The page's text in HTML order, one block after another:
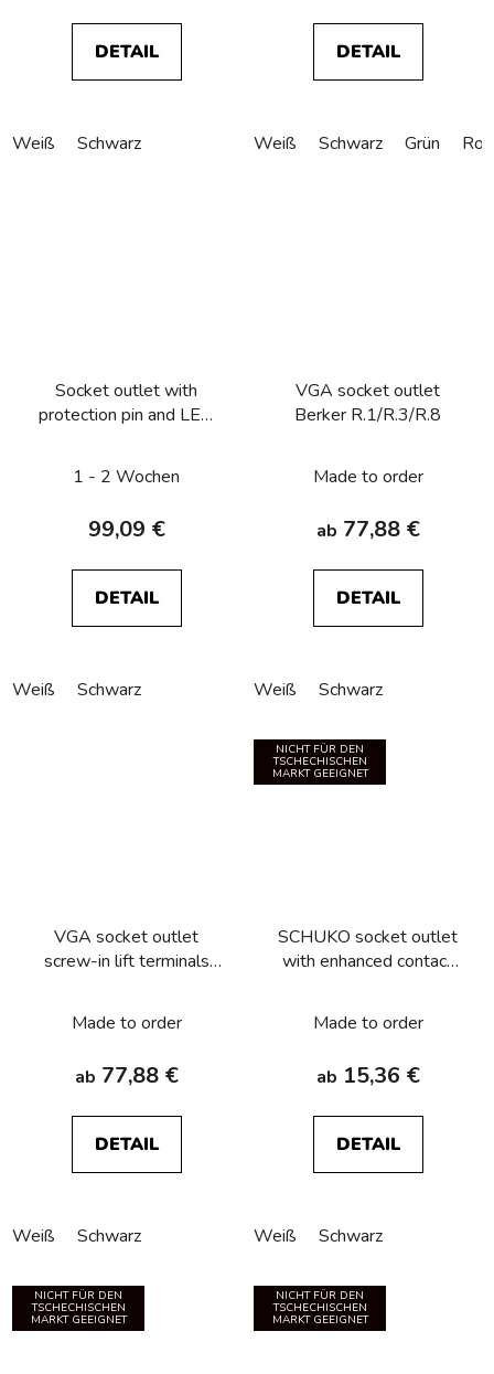
DETAIL
Weiß Schwarz
DETAIL
Weiß Schwarz Grün Rot
Socket outlet with
protection pin and LED
1 - 2 Wochen
99,09 €
DETAIL
Weiß Schwarz
VGA socket outlet
Berker R.1/R.3/R.8
Made to order
ab 77,88 €
DETAIL
Weiß Schwarz
VGA socket outlet
screw-in lift terminals
Made to order
ab 77,88 €
DETAIL
Weiß Schwarz
NICHT FÜR DEN
TSCHECHISCHEN
MARKT GEEIGNET
SCHUKO socket outlet
with enhanced contact
Made to order
ab 15,36 €
DETAIL
Weiß Schwarz
NICHT FÜR DEN
TSCHECHISCHEN
MARKT GEEIGNET
NICHT FÜR DEN
TSCHECHISCHEN
MARKT GEEIGNET